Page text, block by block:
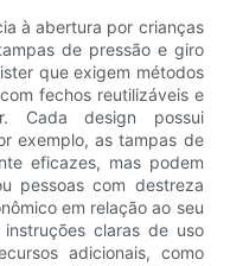
à abertura por crianças
de pressão e giro
que exigem métodos
fechos reutilizáveis ​​e
Cada design possui
exemplo, as tampas de
eficazes, mas podem
pessoas com destreza
em relação ao seu
claras de uso
adicionais, como